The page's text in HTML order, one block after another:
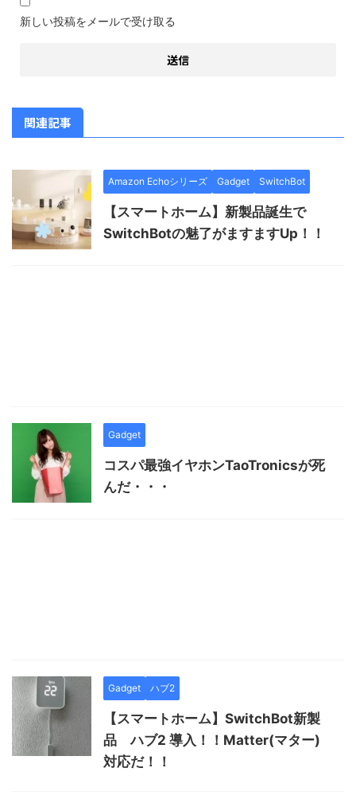
新しい投稿をメールで受け取る
関連記事
Amazon Echoシリーズ Gadget SwitchBot
【スマートホーム】新製品誕生で
SwitchBotの魅了がますますUp！！
Gadget
コスパ最強イヤホンTaoTronicsが死
んだ・・・
Gadget ハブ2
【スマートホーム】SwitchBot新製
品 ハブ2 導入！！Matter(マター)
対応だ！！